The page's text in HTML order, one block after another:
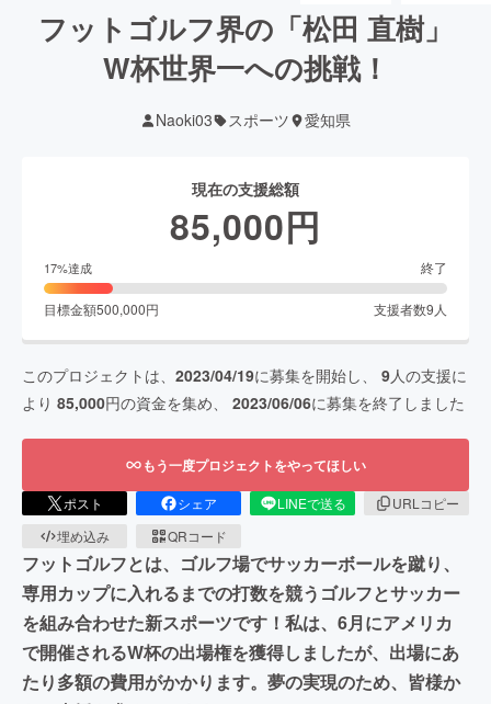
フットゴルフ界の「松田 直樹」
W杯世界一への挑戦！
Naoki03 スポーツ 愛知県
現在の支援総額
85,000円
17%達成 終了
目標金額500,000円 支援者数9 人
このプロジェクトは、 2023/04/19に募集を開始し、 9人の支援に
より 85,000円の資金を集め、 2023/06/06に募集を終了しました
もう一度プロジェクトをやってほしい
ポスト シェア LINEで送る
URLコピー
埋め込み
QRコード
フットゴルフとは、ゴルフ場でサッカーボールを蹴り、
専用カップに入れるまでの打数を競うゴルフとサッカー
を組み合わせた新スポーツです！私は、6月にアメリカ
で開催されるW杯の出場権を獲得しましたが、出場にあ
たり多額の費用がかかります。夢の実現のため、皆様か